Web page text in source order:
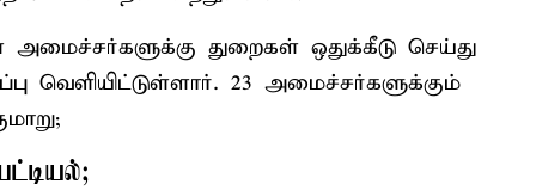
அமைச்சர்களுக்கு துறைகள் ஒதுக்கீடு செய்து
வெளியிட்டுள்ளார். 23 அமைச்சர்களுக்கும்